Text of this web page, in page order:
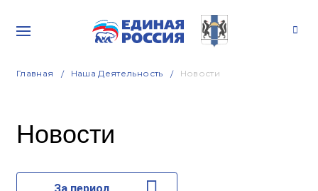
Главная Наша Деятельность Новости
Новости